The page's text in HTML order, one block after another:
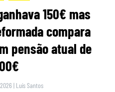
150€ mas
compara
pensão atual de
| Luís Santos